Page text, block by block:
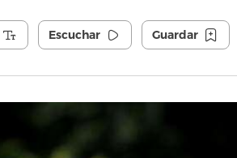
Escuchar Guardar